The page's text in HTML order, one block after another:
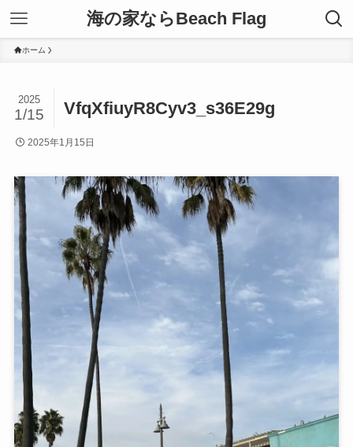
海の家ならBeach Flag
ホーム
VfqXfiuyR8Cyv3_s36E29g
2025
1/15
2025年1月15日